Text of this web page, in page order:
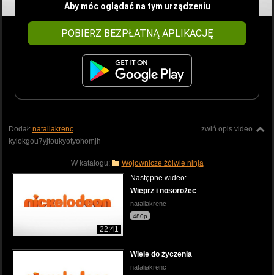
Aby móc oglądać na tym urządzeniu
POBIERZ BEZPŁATNĄ APLIKACJĘ
zwiń opis video
Dodał: nataliakrenc
kyiokgou7yjtoukyotyohomjh
W katalogu: Wojownicze żółwie ninja
22:41
Następne wideo:
Wieprz i nosorożec
nataliakrenc
480p
Wiele do życzenia
nataliakrenc